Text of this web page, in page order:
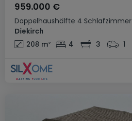
Doppelhaushälfte 4 Schlafzimmer
Diekirch
959.000 €
208 m² 4 3 1